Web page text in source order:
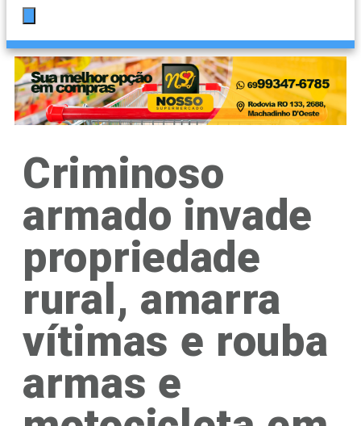
Criminoso
armado invade
propriedade
rural, amarra
vítimas e rouba
armas e